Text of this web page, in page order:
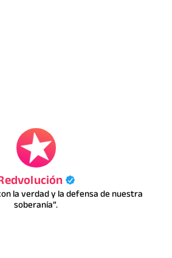
la verdad y la defensa de nuestra
soberanía”.